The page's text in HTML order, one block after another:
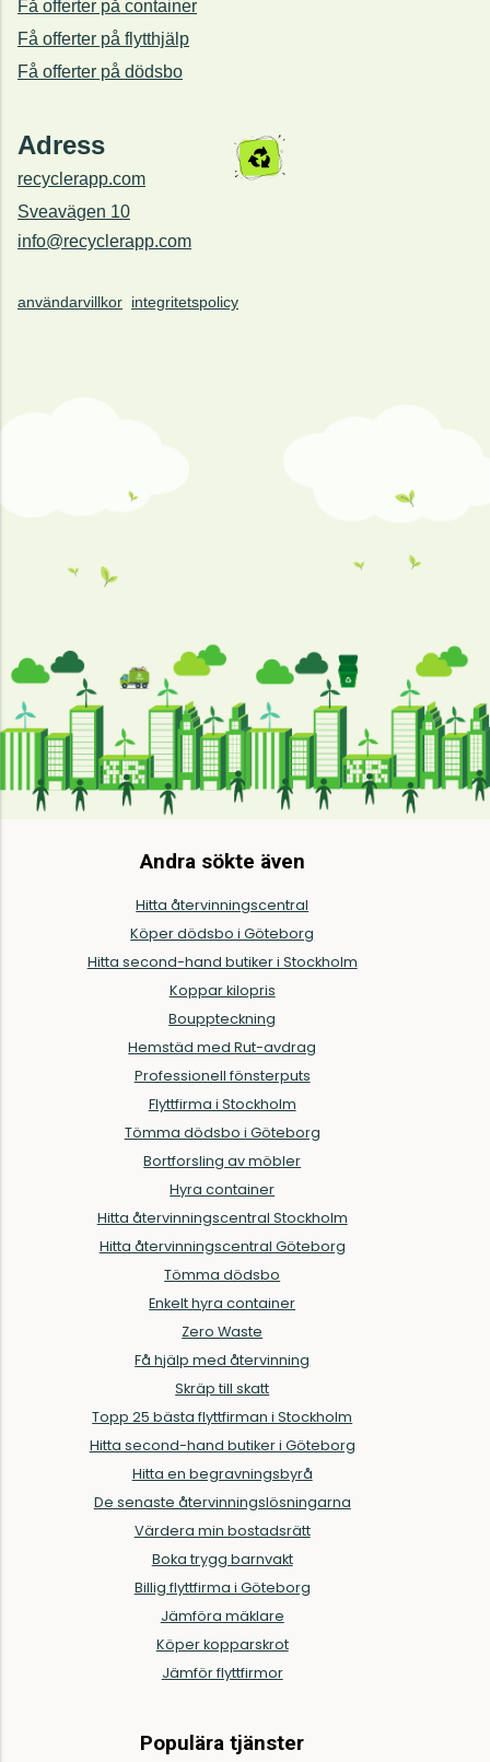
Få offerter på container
Få offerter på flytthjälp
Få offerter på dödsbo
Adress
recyclerapp.com
Sveavägen 10
info@recyclerapp.com
användarvillkor integritetspolicy
Andra sökte även
Hitta återvinningscentral
Köper dödsbo i Göteborg
Hitta second-hand butiker i Stockholm
Koppar kilopris
Bouppteckning
Hemstäd med Rut-avdrag
Professionell fönsterputs
Flyttfirma i Stockholm
Tömma dödsbo i Göteborg
Bortforsling av möbler
Hyra container
Hitta återvinningscentral Stockholm
Hitta återvinningscentral Göteborg
Tömma dödsbo
Enkelt hyra container
Zero Waste
Få hjälp med återvinning
Skräp till skatt
Topp 25 bästa flyttfirman i Stockholm
Hitta second-hand butiker i Göteborg
Hitta en begravningsbyrå
De senaste återvinningslösningarna
Värdera min bostadsrätt
Boka trygg barnvakt
Billig flyttfirma i Göteborg
Jämföra mäklare
Köper kopparskrot
Jämför flyttfirmor
Populära tjänster